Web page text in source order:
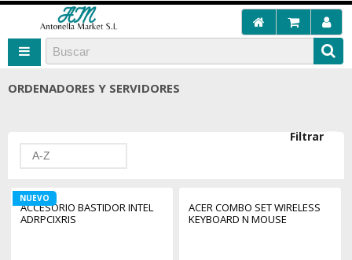
ORDENADORES Y SERVIDORES
Filtrar
A-Z
ACCESORIO BASTIDOR INTEL
ADRPCIXRIS
NUEVO
ACER COMBO SET WIRELESS
KEYBOARD N MOUSE